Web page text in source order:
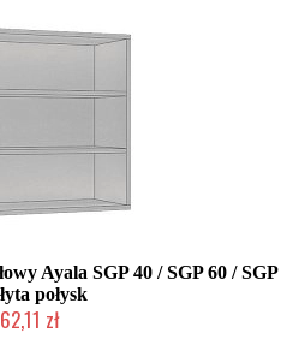
Ayala SGP 40 / SGP 60 / SGP
połysk
zł